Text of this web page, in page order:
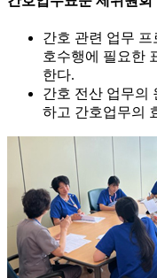
간호 관련 업무
호수행에 필요한
한다.
간호 전산 업무의
하고 간호업무의